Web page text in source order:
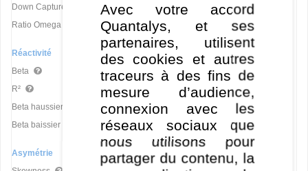
Down Capture Ratio
0,83 0,54
Ratio Omega
Réactivité
Beta
0,98
R²
70,15 45,18
Beta haussier
0,63
Beta baissier
1,08 1,20
Asymétrie
Avec votre accord
Quantalys, et ses
partenaires, utilisent
des cookies et autres
traceurs à des fins de
mesure d’audience,
connexion avec les
réseaux sociaux que
nous utilisons pour
partager du contenu, la